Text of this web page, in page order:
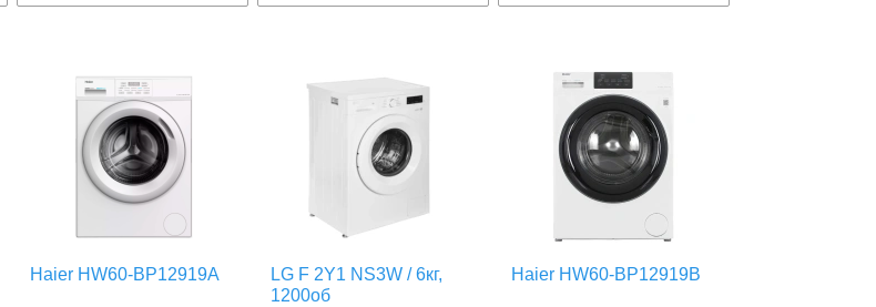
Haier HW60-BP12919А
LG F 2Y1 NS3W / 6кг,
1200об
Haier HW60-BP12919B